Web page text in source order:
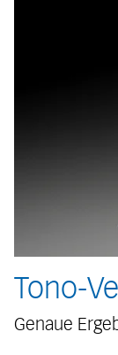
Tono-
Genaue